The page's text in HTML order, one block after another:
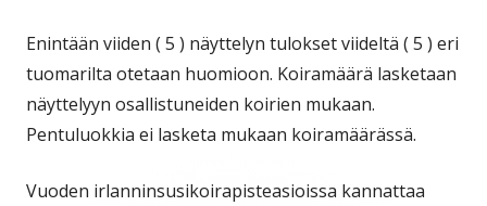
Enintään viiden ( 5 ) näyttelyn tulokset viideltä ( 5 ) eri
tuomarilta otetaan huomioon. Koiramäärä lasketaan
näyttelyyn osallistuneiden koirien mukaan.
Pentuluokkia ei lasketa mukaan koiramäärässä.
Vuoden irlanninsusikoirapisteasioissa kannattaa